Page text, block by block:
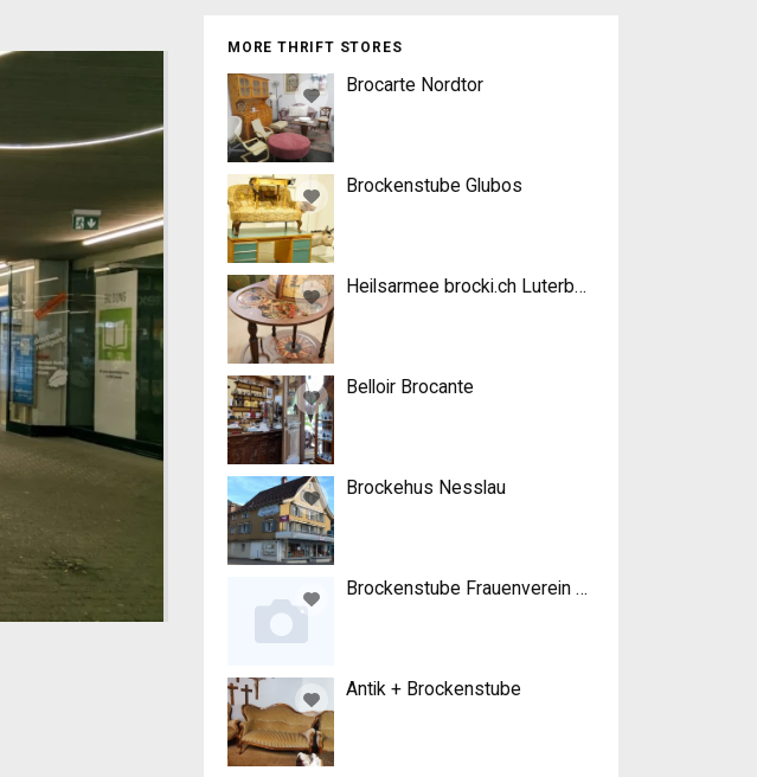
MORE THRIFT STORES
Brocarte Nordtor
Brockenstube Glubos
Heilsarmee brocki.ch Luterbach
Belloir Brocante
Brockehus Nesslau
Brockenstube Frauenverein Riehen
Antik + Brockenstube